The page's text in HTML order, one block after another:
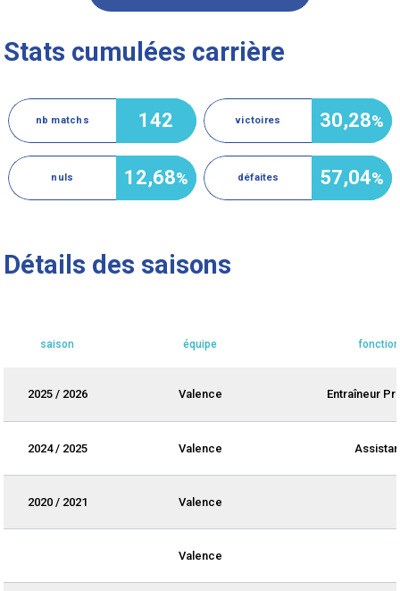
Stats cumulées carrière
nb matchs 142 victoires 30,28%
nuls 12,68% défaites 57,04%
Détails des saisons
saison équipe fonction
2025 / 2026 Valence Entraîneur
2024 / 2025 Valence
2020 / 2021 Valence
Valence